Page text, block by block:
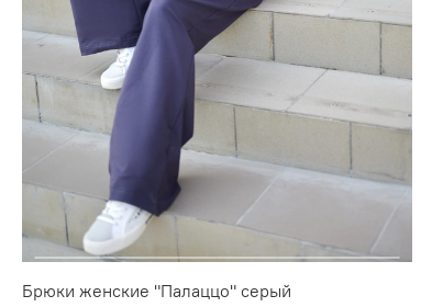
Брюки женские "Палаццо" серый